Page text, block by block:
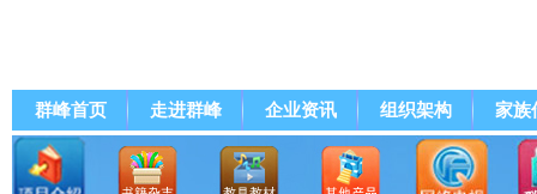
群峰首页 走进群峰 企业资讯 组织架构 家族
群峰直播